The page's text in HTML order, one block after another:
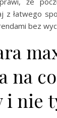
z łatwego
bez
na
i nie